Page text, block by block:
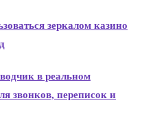
зеркалом казино
в реальном
звонков, переписок и